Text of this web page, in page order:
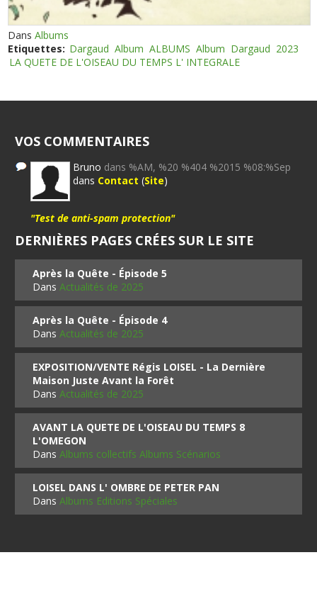
DansAlbums
Etiquettes: Dargaud Album ALBUMS Album Dargaud 2023
LA QUETE DE L'OISEAU DU TEMPS L' INTEGRALE
VOS COMMENTAIRES
Bruno dans %AM, %20 %404 %2015 %08:%Sep
dans Contact (Site)
"Test de anti-spam protection"
DERNIÈRES PAGES CRÉES SUR LE SITE
Après la Quête - Épisode 5
DansActualités de 2025
Après la Quête - Épisode 4
DansActualités de 2025
EXPOSITION/VENTE Régis LOISEL - La Dernière
Maison Juste Avant la Forêt
DansActualités de 2025
AVANT LA QUETE DE L'OISEAU DU TEMPS 8
L'OMEGON
DansAlbums collectifs Albums Scénarios
LOISEL DANS L' OMBRE DE PETER PAN
DansAlbums Editions Spéciales